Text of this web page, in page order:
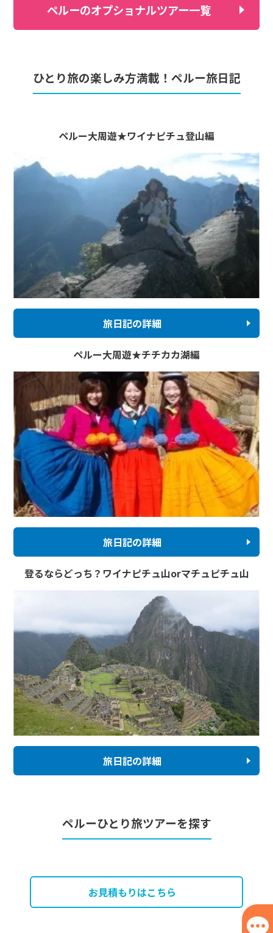
ペルーのオプショナルツアー一覧
ひとり旅の楽しみ方満載！ペルー旅日記
ペルー大周遊★ワイナピチュ登山編
旅日記の詳細
ペルー大周遊★チチカカ湖編
旅日記の詳細
登るならどっち？ワイナピチュ山orマチュピチュ山
旅日記の詳細
ペルーひとり旅ツアーを探す
お見積もりはこちら